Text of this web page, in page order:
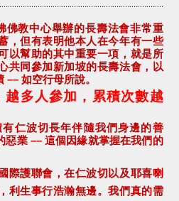
佛教中心舉辦的長壽法會非常重
，但有表明他本人在今年有一些
以幫助的其中重要一項，就是所
共同參加新加坡的長壽法會，以
––如空行母所說。
越多人參加，累積次數越
仁波切長年伴隨我們身邊的善
惡業–– 這個因緣就掌握在我們的
際護聯會，在仁波切以及耶喜喇
利生事行浩瀚無邊。我們真的需